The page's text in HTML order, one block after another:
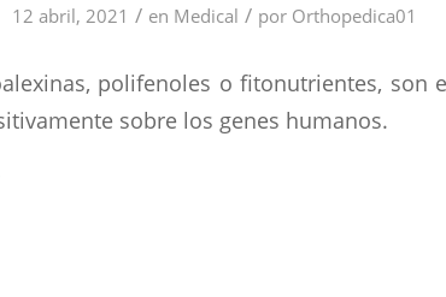
12 abril, 2021 / en Medical / por Orthopedica01
polifenoles o fitonutrientes, son
sobre los genes humanos.